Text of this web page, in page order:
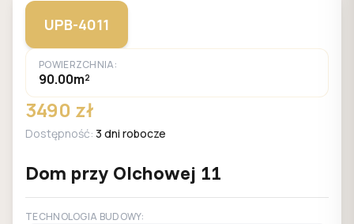
UPB-4011
POWIERZCHNIA:
90.00m²
3490 zł
Dostępność: 3 dni robocze
Dom przy Olchowej 11
TECHNOLOGIA BUDOWY: